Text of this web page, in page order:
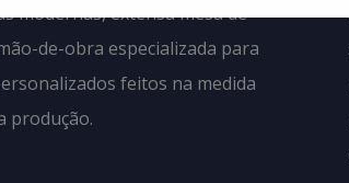
modernas, extensa mesa de
de-obra especializada para
feitos na medida
produção.